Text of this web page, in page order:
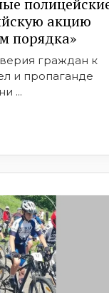
акцию
порядка»
граждан к
и пропаганде
...